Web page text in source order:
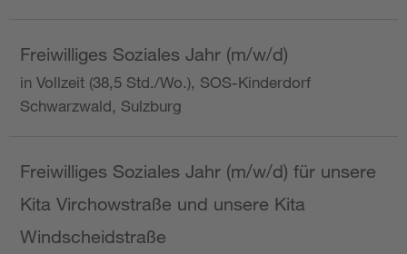
Freiwilliges Soziales Jahr (m/w/d)
in Vollzeit (38,5 Std./Wo.), SOS-Kinderdorf
Schwarzwald, Sulzburg
Freiwilliges Soziales Jahr (m/w/d) für unsere
Kita Virchowstraße und unsere Kita
Windscheidstraße